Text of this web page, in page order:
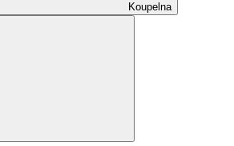
Koupelna